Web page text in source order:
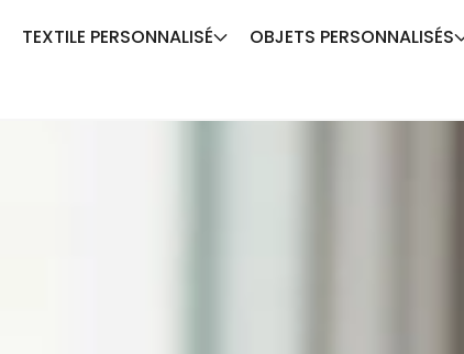
TEXTILE PERSONNALISÉ OBJETS PERSONNALISÉS